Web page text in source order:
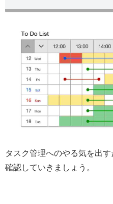
タスク管理へのやる気を出
確認していきましょう。